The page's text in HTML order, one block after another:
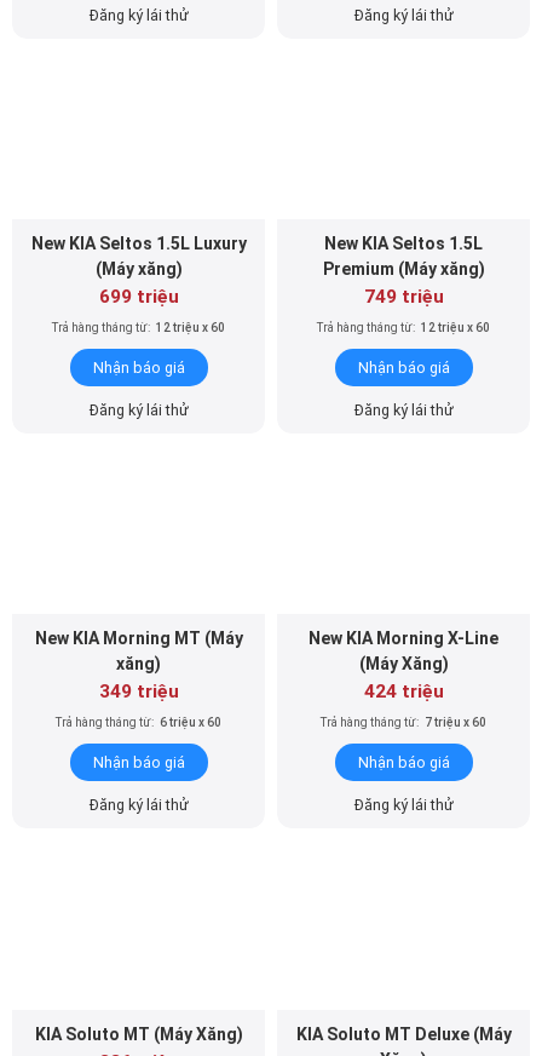
Đăng ký lái thử Đăng ký lái thử
New KIA Seltos 1.5L Luxury
(Máy xăng)
699 triệu
Trả hàng tháng từ: 12 triệu x 60
Nhận báo giá
Đăng ký lái thử
New KIA Seltos 1.5L
Premium (Máy xăng)
749 triệu
Trả hàng tháng từ: 12 triệu x 60
Nhận báo giá
Đăng ký lái thử
New KIA Morning MT (Máy
xăng)
349 triệu
Trả hàng tháng từ: 6 triệu x 60
Nhận báo giá
Đăng ký lái thử
New KIA Morning X-Line
(Máy Xăng)
424 triệu
Trả hàng tháng từ: 7 triệu x 60
Nhận báo giá
Đăng ký lái thử
KIA Soluto MT (Máy Xăng)
KIA Soluto MT Deluxe (Máy